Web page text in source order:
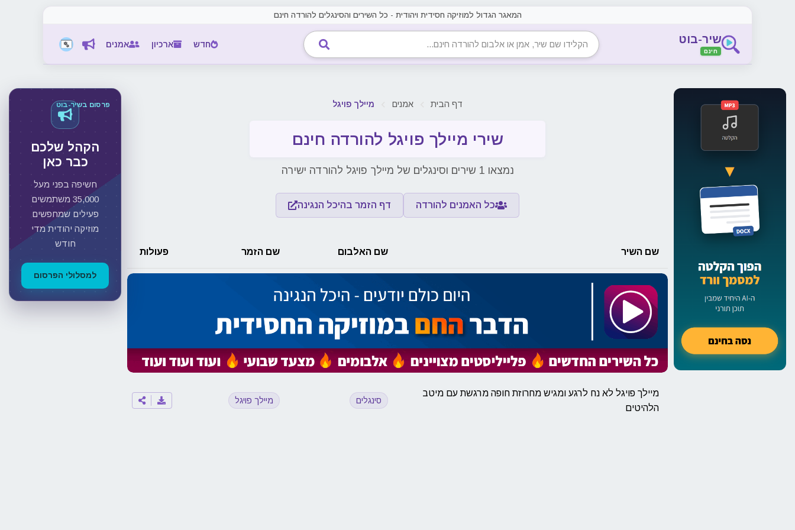
המאגר הגדול למוזיקה חסידית ויהודית - כל השירים והסינגלים להורדה חינם
שיר-בוט
חינם חיפוש שיר, אמן או אלבום להורדה חינם
חדש ארכיון אמנים
דף הבית אמנים מיילך פויגל
שירי מיילך פויגל להורדה חינם
נמצאו 1 שירים וסינגלים של מיילך פויגל להורדה ישירה
כל האמנים להורדה דף הזמר בהיכל הנגינה
שם השיר שם האלבום שם הזמר פעולות
מיילך פויגל לא נח לרגע ומגיש מחרוזת חופה מרגשת עם מיטב
הלהיטים
סינגלים מיילך פויגל
פרסום בשיר-בוט
הקהל שלכם
כבר כאן
חשיפה בפני מעל
35,000 משתמשים
פעילים שמחפשים
מוזיקה יהודית מדי
חודש
למסלולי הפרסום